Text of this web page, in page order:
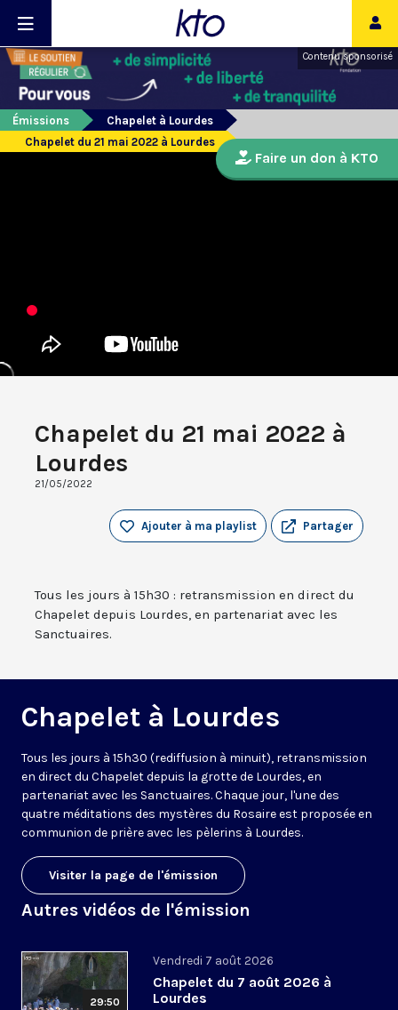
Contenu sponsorisé
Émissions
Chapelet à Lourdes
Chapelet du 21 mai 2022 à Lourdes
Chapelet du 21 mai 2022 à
Lourdes
21/05/2022
Partager
Ajouter à ma playlist
Tous les jours à 15h30 : retransmission en direct du
Chapelet depuis Lourdes, en partenariat avec les
Sanctuaires.
Chapelet à Lourdes
Tous les jours à 15h30 (rediffusion à minuit), retransmission
en direct du Chapelet depuis la grotte de Lourdes, en
partenariat avec les Sanctuaires. Chaque jour, l'une des
quatre méditations des mystères du Rosaire est proposée en
communion de prière avec les pèlerins à Lourdes.
Visiter la page de l'émission
Autres vidéos de l'émission
29:50
Vendredi 7 août 2026
Chapelet du 7 août 2026 à
Lourdes
Faire un don à KTO